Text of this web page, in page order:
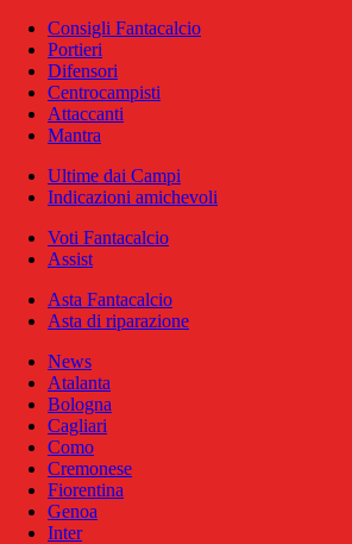
Consigli Fantacalcio
Portieri
Difensori
Centrocampisti
Attaccanti
Mantra
Ultime dai Campi
Indicazioni amichevoli
Voti Fantacalcio
Assist
Asta Fantacalcio
Asta di riparazione
News
Atalanta
Bologna
Cagliari
Como
Cremonese
Fiorentina
Genoa
Inter